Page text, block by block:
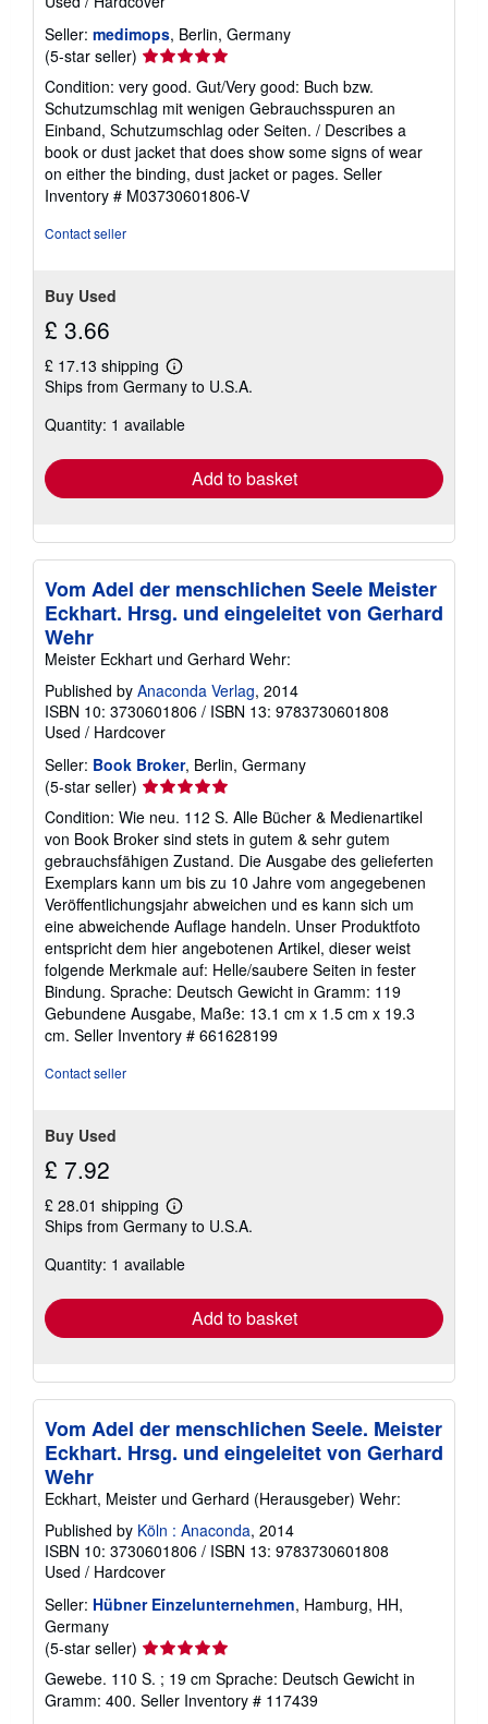
Seller: medimops, Berlin, Germany
(5-star seller) Seller
5
out
of
5
stars
Condition: very good. Gut/Very good: Buch bzw.
Schutzumschlag mit wenigen Gebrauchsspuren an
Einband, Schutzumschlag oder Seiten. / Describes a
book or dust jacket that does show some signs of wear
on either the binding, dust jacket or pages. Seller
Inventory # M03730601806-V
Contact seller
Buy Used
£ 3.66
£ 17.13 shipping
Learn
more
shipping
Ships from Germany to U.S.A.
Quantity: 1 available
Add to basket
Vom Adel der menschlichen Seele Meister
Eckhart. Hrsg. und eingeleitet von Gerhard
Wehr
Meister Eckhart und Gerhard Wehr:
Published by Anaconda Verlag, 2014
ISBN 10: 3730601806 / ISBN 13: 9783730601808
Used / Hardcover
Seller: Book Broker, Berlin, Germany
(5-star seller) Seller
5
out
of
5
stars
Condition: Wie neu. 112 S. Alle Bücher & Medienartikel
von Book Broker sind stets in gutem & sehr gutem
gebrauchsfähigen Zustand. Die Ausgabe des gelieferten
Exemplars kann um bis zu 10 Jahre vom angegebenen
Veröffentlichungsjahr abweichen und es kann sich um
eine abweichende Auflage handeln. Unser Produktfoto
entspricht dem hier angebotenen Artikel, dieser weist
folgende Merkmale auf: Helle/saubere Seiten in fester
Bindung. Sprache: Deutsch Gewicht in Gramm: 119
Gebundene Ausgabe, Maße: 13.1 cm x 1.5 cm x 19.3
cm. Seller Inventory # 661628199
Contact seller
Buy Used
£ 7.92
£ 28.01 shipping
Learn
more
shipping
Ships from Germany to U.S.A.
Quantity: 1 available
Add to basket
Vom Adel der menschlichen Seele. Meister
Eckhart. Hrsg. und eingeleitet von Gerhard
Wehr
Eckhart, Meister und Gerhard (Herausgeber) Wehr:
Published by Köln : Anaconda, 2014
ISBN 10: 3730601806 / ISBN 13: 9783730601808
Used / Hardcover
Seller: Hübner Einzelunternehmen, Hamburg, HH,
Germany
(5-star seller) Seller
rating
5
out
Gewebe. 110 S. ; 19 cm Sprache: Deutsch Gewicht in
Gramm: 400. Seller Inventory # 117439